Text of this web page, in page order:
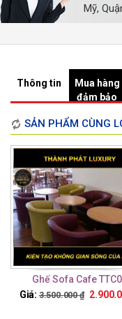
Mỹ,
Thông tin
Mua hàng
đảm bảo
SẢN PHẨM CÙNG
Ghế Sofa Cafe
Giá: 3.500.000₫